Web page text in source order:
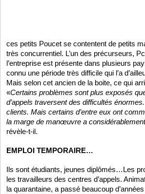
ces petits Poucet se contentent de petits
très concurrentiel. L’un des précurseurs,
l’entreprise est présente dans plusieurs
connu une période très difficile qui l’a
Mais selon cet ancien de la boite, ce qui
«Certains problèmes sont plus exposés
d’appels traversent des difficultés
clients. Mais certains d’entre eux ont
la marge de manœuvre a
révèle-t-il.
EMPLOI TEMPORAIRE…
Ils sont étudiants, jeunes diplômés…Les
les travailleurs des centres d’appels.
la quarantaine, a passé beaucoup